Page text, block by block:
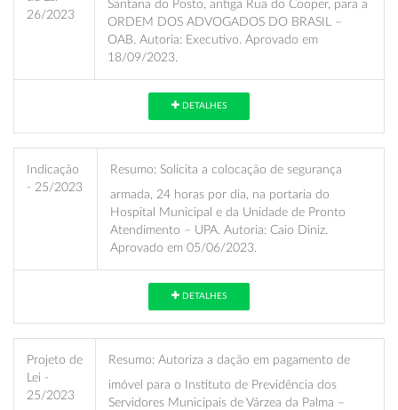
26/2023
Santana do Posto, antiga Rua do Cooper, para a
ORDEM DOS ADVOGADOS DO BRASIL –
OAB. Autoria: Executivo. Aprovado em
18/09/2023.
DETALHES
Indicação
- 25/2023
Resumo: Solicita a colocação de segurança
armada, 24 horas por dia, na portaria do
Hospital Municipal e da Unidade de Pronto
Atendimento – UPA. Autoria: Caio Diniz.
Aprovado em 05/06/2023.
DETALHES
Projeto de
Lei -
25/2023
Resumo: Autoriza a dação em pagamento de
imóvel para o Instituto de Previdência dos
Servidores Municipais de Várzea da Palma –